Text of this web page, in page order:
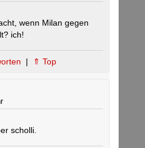
wenn Milan gegen
ich!
| ⇑ Top
scholli.